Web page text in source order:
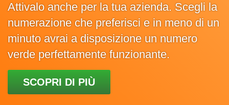
Attivalo anche per la tua azienda. Scegli la
numerazione che preferisci e in meno di un
minuto avrai a disposizione un numero
verde perfettamente funzionante.
SCOPRI DI PIÙ